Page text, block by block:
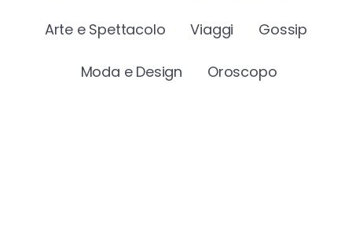
Arte e Spettacolo Viaggi Gossip
Moda e Design Oroscopo